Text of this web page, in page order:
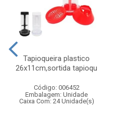
Tapioqueira plastico
26x11cm,sortida tapioqu
Código: 006452
Embalagem: Unidade
Caixa Com: 24 Unidade(s)